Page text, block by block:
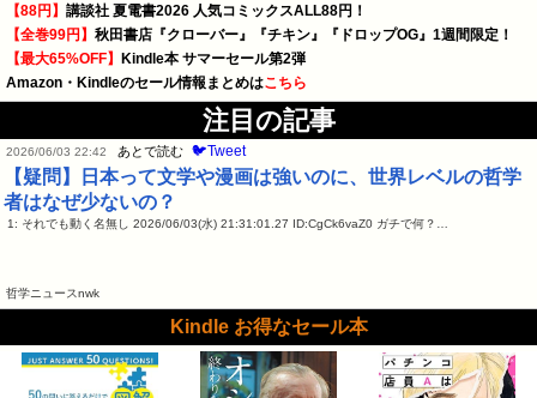
【88円】 講談社 夏電書2026 人気コミックスALL88円！
【全巻99円】 秋田書店『クローバー』『チキン』『ドロップOG』1週間限定！
【最大65%OFF】
Kindle本 サマーセール第2弾
Amazon・Kindleのセール情報まとめはこちら
注目の記事
2026/06/03 22:42 あとで読む 🐦Tweet
【疑問】日本って文学や漫画は強いのに、世界レベルの哲学
者はなぜ少ないの？
1: それでも動く名無し 2026/06/03(水) 21:31:01.27 ID:CgCk6vaZ0 ガチで何？…
哲学ニュースnwk
Kindle お得なセール本